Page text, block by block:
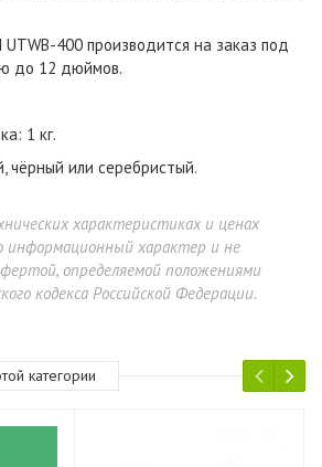
400 производится на заказ под
до 12 дюймов.
1 кг.
чёрный или серебристый.
характеристиках и ценах
информационный характер и не
определяемой положениями
кодекса Российской Федерации.
категории